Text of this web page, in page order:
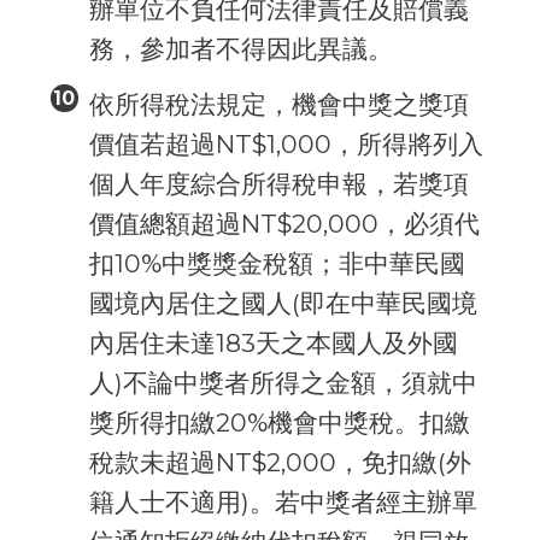
辦單位不負任何法律責任及賠償義
務，參加者不得因此異議。
依所得稅法規定，機會中獎之獎項
價值若超過NT$1,000，所得將列入
個人年度綜合所得稅申報，若獎項
價值總額超過NT$20,000，必須代
扣10%中獎獎金稅額；非中華民國
國境內居住之國人(即在中華民國境
內居住未達183天之本國人及外國
人)不論中獎者所得之金額，須就中
獎所得扣繳20%機會中獎稅。扣繳
稅款未超過NT$2,000，免扣繳(外
籍人士不適用)。若中獎者經主辦單